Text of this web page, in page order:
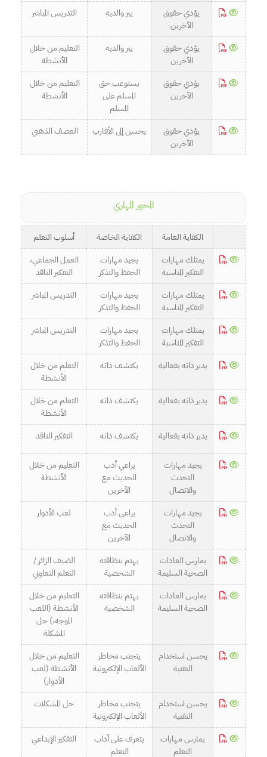
يؤدي حقوق
الآخرين
يبر والديه التدريس المباشر
يؤدي حقوق
الآخرين
يبر والديه
التعليم من خلال
الأنشطة
يؤدي حقوق
الآخرين
يستوعب حق
المسلم على
المسلم
التعليم من خلال
الأنشطة
يؤدي حقوق
الآخرين
يحسن إلى الأقارب العصف الذهني
المحور المهاري
الكفاية العامة الكفاية الخاصة
أسلوب التعلم
يمتلك مهارات
التفكير المناسبة
يجيد مهارات
الحفظ والتذكر
العمل الجماعي،
التفكير الناقد
يمتلك مهارات
التفكير المناسبة
يجيد مهارات
الحفظ والتذكر
التدريس المباشر
يمتلك مهارات
التفكير المناسبة
يجيد مهارات
الحفظ والتذكر
التدريس المباشر
يدير ذاته بفعالية يكتشف ذاته
التعلم من خلال
الأنشطة
يدير ذاته بفعالية
يكتشف ذاته
التعلم من خلال
الأنشطة
يدير ذاته بفعالية
يكتشف ذاته التفكير الناقد
يجيد مهارات
التحدث
والاتصال
يراعي أدب
الحديث مع
الآخرين
التعليم من خلال
الأنشطة
يجيد مهارات
التحدث
والاتصال
يراعي أدب
الحديث مع
الآخرين
لعب الأدوار
يمارس العادات
الصحية السليمة
يهتم بنظافته
الشخصية
الضيف الزائر /
التعلم التعاوني
يمارس العادات
الصحية السليمة
يهتم بنظافته
الشخصية
التعليم من خلال
الأنشطة (اللعب
الموجه،) حل
المشكلة
يحسن استخدام
التقنية
يتجنب مخاطر
الألعاب الإلكترونية
التعليم من خلال
الأنشطة (لعب
الأدوار)
يحسن استخدام
التقنية
يتجنب مخاطر
الألعاب الإلكترونية
حل المشكلات
يمارس مهارات
التعلم
يتعرف على آداب
التعلم
التفكير الإبداعي